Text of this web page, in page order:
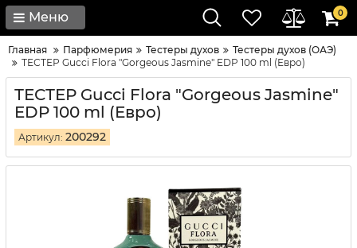
Меню 0
Главная Парфюмерия Тестеры духов
Тестеры духов (ОАЭ)
ТЕСТЕР Gucci Flora "Gorgeous Jasmine" EDP 100 ml (Евро)
ТЕСТЕР Gucci Flora "Gorgeous Jasmine"
EDP 100 ml (Евро)
Артикул: 200292